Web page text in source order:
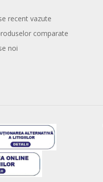
recent vazute
comparate
noi